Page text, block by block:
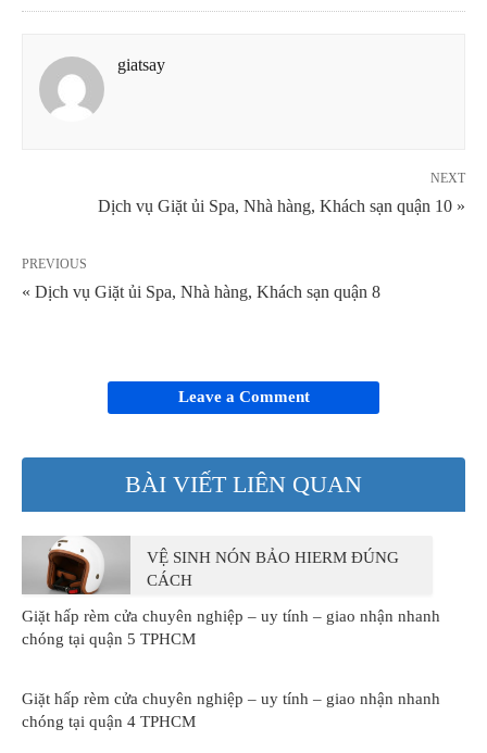
giatsay
NEXT
Dịch vụ Giặt ủi Spa, Nhà hàng, Khách sạn quận 10 »
PREVIOUS
« Dịch vụ Giặt ủi Spa, Nhà hàng, Khách sạn quận 8
Leave a Comment
BÀI VIẾT LIÊN QUAN
VỆ SINH NÓN BẢO HIERM ĐÚNG
CÁCH
Giặt hấp rèm cửa chuyên nghiệp – uy tính – giao nhận nhanh
chóng tại quận 5 TPHCM
Giặt hấp rèm cửa chuyên nghiệp – uy tính – giao nhận nhanh
chóng tại quận 4 TPHCM